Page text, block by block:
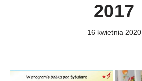
2017
16 kwietnia 2020